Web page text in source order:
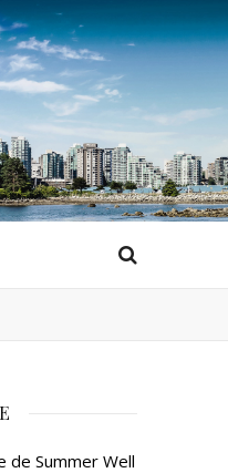
de Summer Well